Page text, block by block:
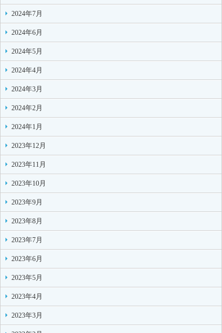
2024年7月
2024年6月
2024年5月
2024年4月
2024年3月
2024年2月
2024年1月
2023年12月
2023年11月
2023年10月
2023年9月
2023年8月
2023年7月
2023年6月
2023年5月
2023年4月
2023年3月